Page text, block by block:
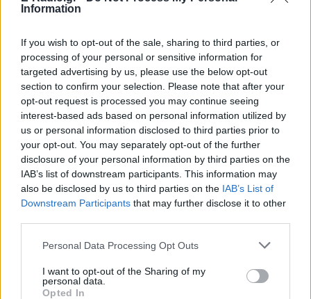
Information
If you wish to opt-out of the sale, sharing to third parties, or
processing of your personal or sensitive information for
targeted advertising by us, please use the below opt-out
section to confirm your selection. Please note that after your
opt-out request is processed you may continue seeing
interest-based ads based on personal information utilized by
us or personal information disclosed to third parties prior to
your opt-out. You may separately opt-out of the further
disclosure of your personal information by third parties on the
IAB’s list of downstream participants. This information may
also be disclosed by us to third parties on the IAB’s List of
Downstream Participants that may further disclose it to other
Personal Data Processing Opt Outs
I want to opt-out of the Sharing of my
personal data.
Opted In
ΔΕΙΤΕ ΕΠΙΣΗΣ
ΣΤΗΝ ΙΔΙΑ ΚΑΤΗΓΟΡΙΑ
Γιατί δεν έσωσα το κουτάβι: Ο
ερευνητής που κατέγραφε τη
συμβίωση του μικρού σκυλιού
με αγέλη λύκων εξηγεί γιατί
δεν επενέβη
ΣΉΜΕΡΑ
δεν είναι δυνατόν να πάω να επέμβω,
ούτε γίνεται να στείλω κάποιον